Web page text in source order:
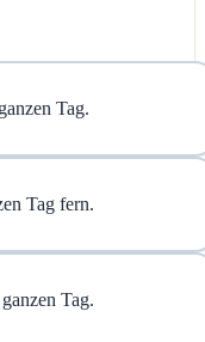
Tag.
Tag fern.
Tag.